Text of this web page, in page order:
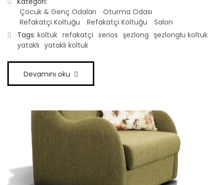
Çocuk & Genç Odaları
Oturma Odası
Refakatçi Koltuğu
Refakatçi Koltuğu
Salon
Tags: koltuk refakatçi serios şezlong şezlonglu koltuk
yataklı yataklı koltuk
Devamını oku